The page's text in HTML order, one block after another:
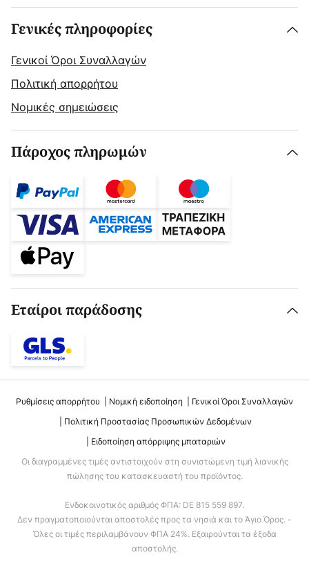
Γενικές πληροφορίες
Γενικοί Όροι Συναλλαγών
Πολιτική απορρήτου
Νομικές σημειώσεις
Πάροχος πληρωμών
Εταίροι παράδοσης
Ρυθμίσεις απορρήτου Νομική ειδοποίηση
Γενικοί Όροι Συναλλαγών
Πολιτική Προστασίας Προσωπικών Δεδομένων
Ειδοποίηση απόρριψης μπαταριών
Οι διαγραμμένες τιμές αντιστοιχούν στη συνιστώμενη τιμή λιανικής
πώλησης του κατασκευαστή του προϊόντος.
Ενδοκοινοτικός αριθμός ΦΠΑ: DE 815 559 897.
Δεν πραγματοποιούνται αποστολές προς τα νησιά και το Άγιο Όρος. -
Όλες οι τιμές περιλαμβάνουν ΦΠΑ 24%. Εξαιρούνται τα έξοδα
αποστολής.